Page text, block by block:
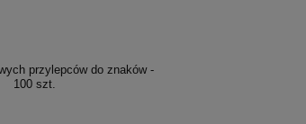
przylepców do znaków -
100 szt.